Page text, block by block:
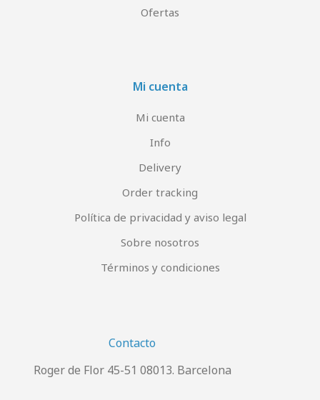
Ofertas
Mi cuenta
Mi cuenta
Info
Delivery
Order tracking
Política de privacidad y aviso legal
Sobre nosotros
Términos y condiciones
Contacto
Roger de Flor 45-51 08013. Barcelona